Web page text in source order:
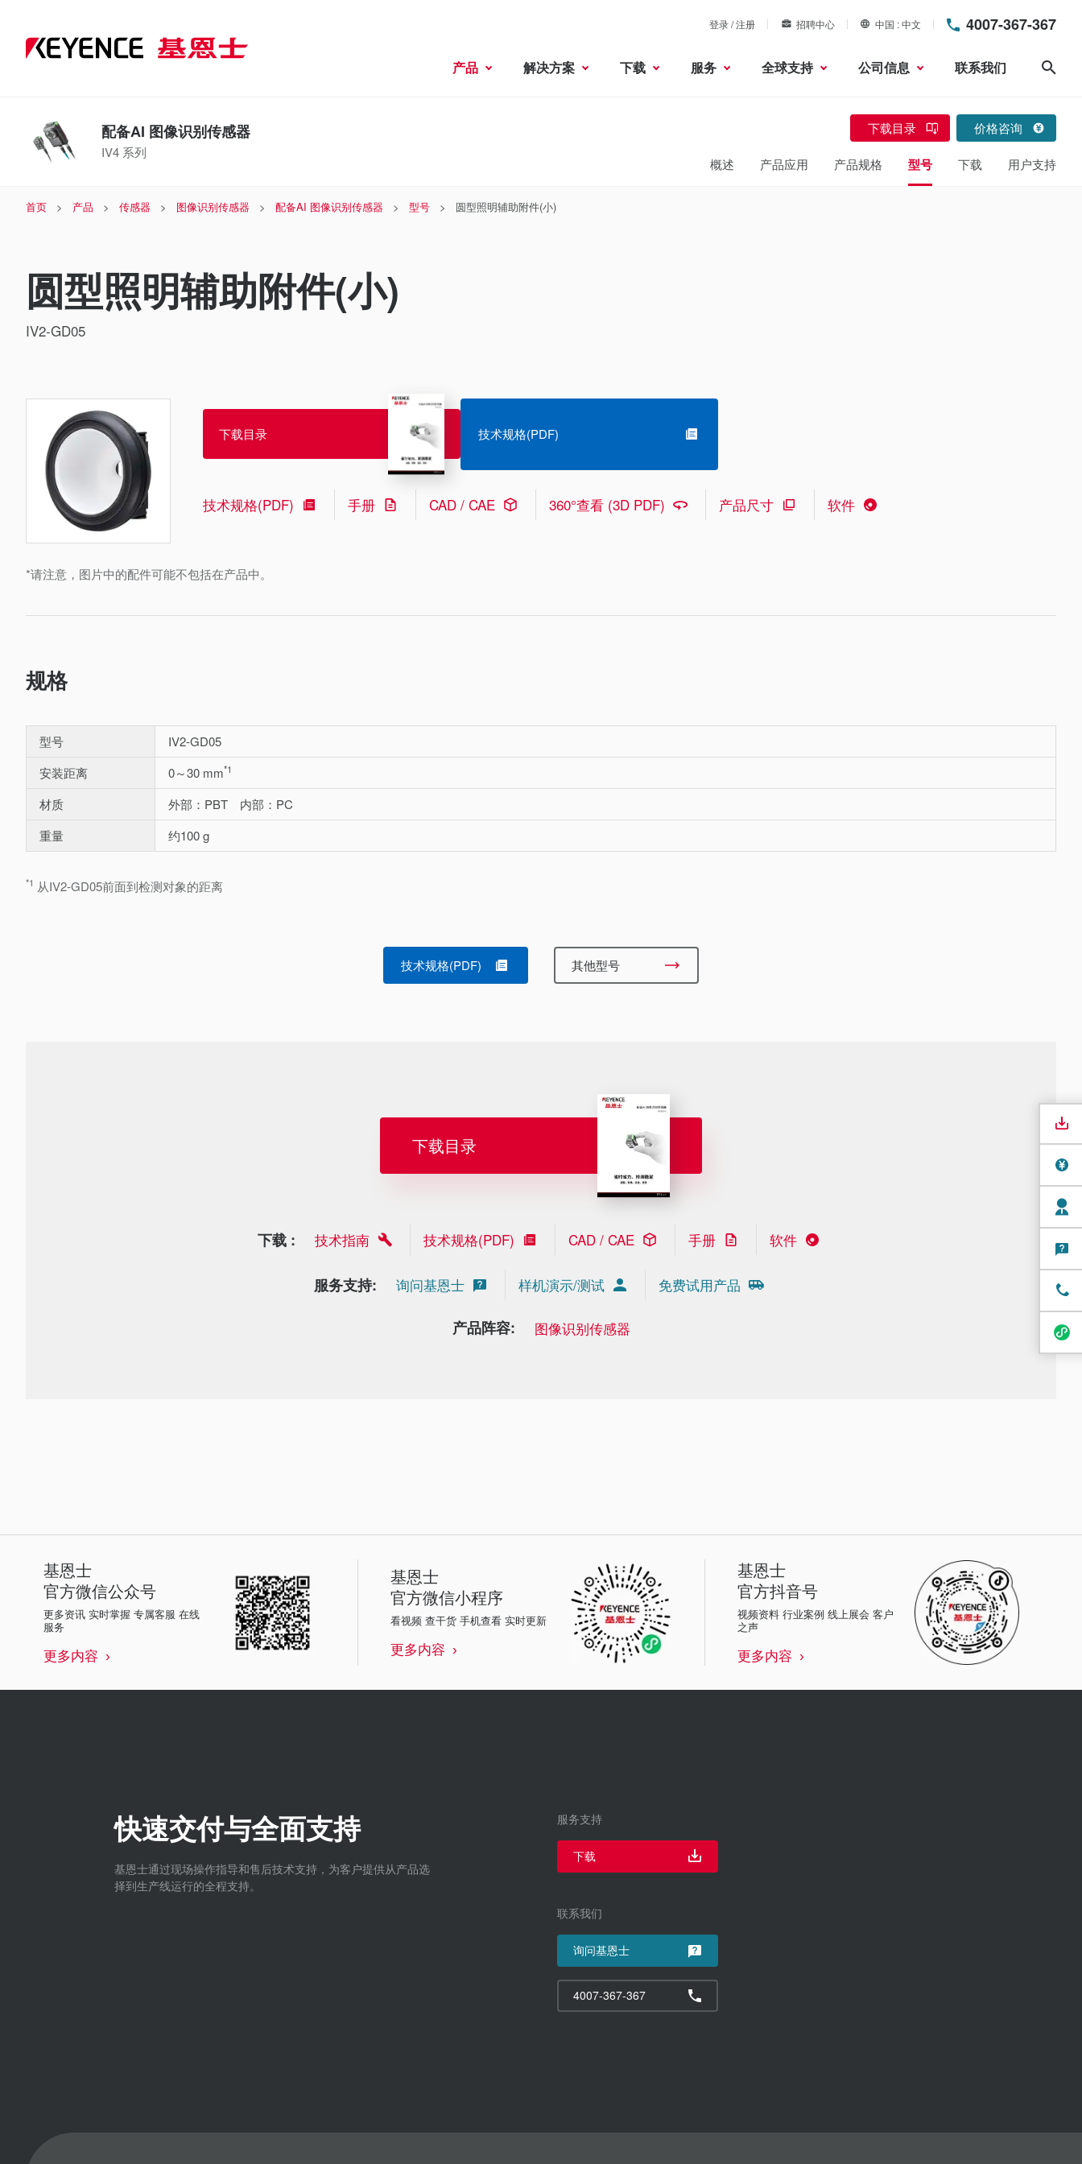
登录 / 注册 招聘中心 中国 中文 4007-367-367
产品 解决方案 下载 服务 全球支持 公司信息 联系我们
配备AI 图像识别传感器
IV4 系列
下载目录 价格咨询
概述 产品应用 产品规格 型号 下载 用户支持
首页 产品 传感器 图像识别传感器 配备AI 图像识别传感器 型号 圆型照明辅助附件(小)
圆型照明辅助附件(小)
IV2-GD05
*请注意，图片中的配件可能不包括在产品中。
下载目录 技术规格(PDF)
技术规格(PDF) 手册 CAD / CAE 360°查看 (3D PDF) 产品尺寸 软件
规格
型号
IV2-GD05
安装距离
0～30 mm*1
材质
外部：PBT 内部：PC
重量
约100 g
*1 从IV2-GD05前面到检测对象的距离
技术规格(PDF) 其他型号
下载目录
下载 : 技术指南 技术规格(PDF) CAD / CAE 手册 软件
服务支持: 询问基恩士 样机演示/测试 免费试用产品
产品阵容: 图像识别传感器
基恩士
官方微信公众号
更多资讯 实时掌握 专属客服 在线
服务
更多内容
基恩士
官方微信小程序
看视频 查干货 手机查看 实时更新
更多内容
基恩士
官方抖音号
视频资料 行业案例 线上展会 客户
之声
更多内容
快速交付与全面支持
基恩士通过现场操作指导和售后技术支持，为客户提供从产品选
择到生产线运行的全程支持。
服务支持
下载
联系我们
询问基恩士
4007-367-367